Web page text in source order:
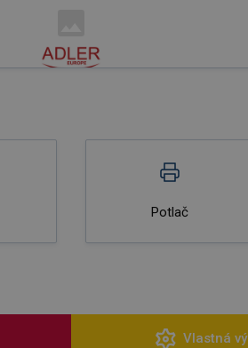
Potlač
Vlastná